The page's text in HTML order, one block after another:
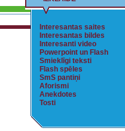
Interesantas saites
Interesantas bildes
Interesanti video
Powerpoint un Flash
Smieklīgi teksti
Flash spēles
SmS pantiņi
Aforismi
Anekdotes
Tosti